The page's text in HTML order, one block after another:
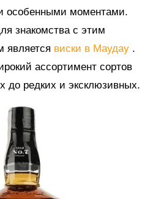
особенными моментами.
знакомства с этим
является виски в Маудау .
ассортимент сортов
до редких и эксклюзивных.